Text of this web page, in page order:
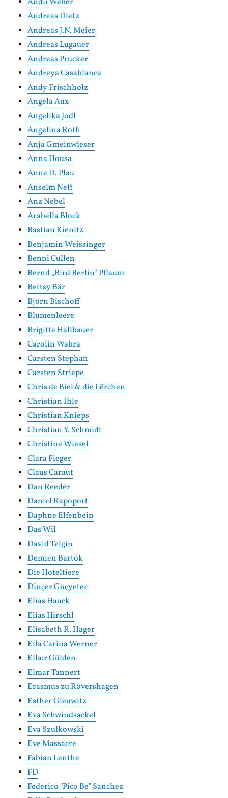
Andreas Dietz
Andreas J.N. Meier
Andreas Lugauer
Andreas Prucker
Andreya Casablanca
Andy Frischholz
Angela Aux
Angelika Jodl
Angelina Roth
Anja Gmeinwieser
Anna Housa
Anne D. Plau
Anselm Neft
Anz Nebel
Arabella Block
Bastian Kienitz
Benjamin Weissinger
Benni Cullen
Bernd „Bird Berlin“ Pflaum
Bettsy Bär
Björn Bischoff
Blumenleere
Brigitte Hallbauer
Carolin Wabra
Carsten Stephan
Carsten Striepe
Chris de Biel & die Lërchen
Christian Ihle
Christian Knieps
Christian Y. Schmidt
Christine Wiesel
Clara Fieger
Claus Caraut
Dan Reeder
Daniel Rapoport
Daphne Elfenbein
Das Wil
David Telgin
Demien Bartók
Die Hoteltiere
Dinçer Güçyeter
Elias Hauck
Elias Hirschl
Elisabeth R. Hager
Ella Carina Werner
Ella:r Gülden
Elmar Tannert
Erasmus zu Rövershagen
Esther Gleuwitz
Eva Schwindsackel
Eva Szulkowski
Eve Massacre
Fabian Lenthe
FD
Federico "Pico Be" Sanchez